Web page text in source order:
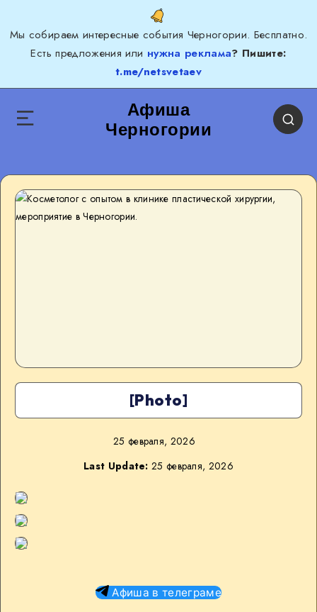
Мы собираем интересные события Черногории. Бесплатно.
Есть предложения или нужна реклама? Пишите:
t.me/netsvetaev
Афиша
Черногории
[Photo]
25 февраля, 2026
Last Update: 25 февраля, 2026
Афиша в телеграме